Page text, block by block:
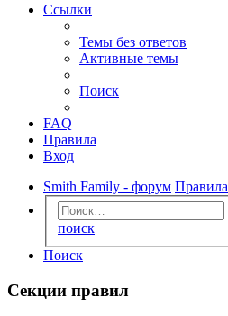
Ссылки
Темы без ответов
Активные темы
Поиск
FAQ
Правила
Вход
Smith Family - форум Правила
поиск
Поиск
Секции правил